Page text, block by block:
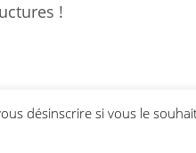
!
désinscrire si vous le